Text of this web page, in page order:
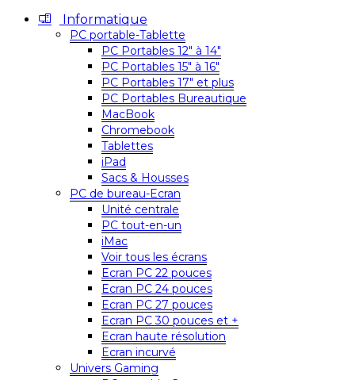
Informatique
PC portable-Tablette
PC Portables 12″ à 14″
PC Portables 15″ à 16″
PC Portables 17″ et plus
PC Portables Bureautique
MacBook
Chromebook
Tablettes
iPad
Sacs & Housses
PC de bureau-Ecran
Unité centrale
PC tout-en-un
iMac
Voir tous les écrans
Ecran PC 22 pouces
Ecran PC 24 pouces
Ecran PC 27 pouces
Ecran PC 30 pouces et +
Ecran haute résolution
Ecran incurvé
Univers Gaming